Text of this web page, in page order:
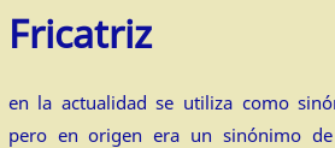
Fricatriz
en la actualidad se utiliza como
pero en origen era un sinónimo